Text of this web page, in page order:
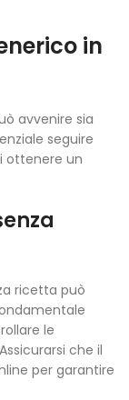
in
avvenire sia
seguire
ottenere un
ricetta può
le
che il
per garantire